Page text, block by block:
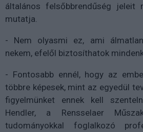
általános felsőbbrendűség jeleit
mutatja.
- Nem olyasmi ez, ami
nekem, efelől biztosíthatok
- Fontosabb ennél, hogy az
többre képesek, mint az egyedül
figyelmünket ennek kell
Hendler, a Rensselaer
tudományokkal foglalkozó